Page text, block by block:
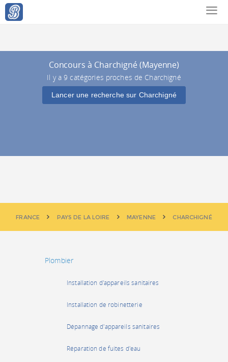
Concours à Charchigné (Mayenne)
Il y a 9 catégories proches de Charchigné
Lancer une recherche sur Charchigné
FRANCE PAYS DE LA LOIRE MAYENNE CHARCHIGNÉ
Plombier
Installation d'appareils sanitaires
Installation de robinetterie
Dépannage d'appareils sanitaires
Réparation de fuites d'eau